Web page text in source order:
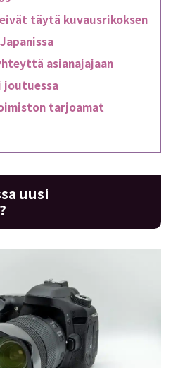
täytä kuvausrikoksen
asianajajaan
joutuessa
tarjoamat
uusi